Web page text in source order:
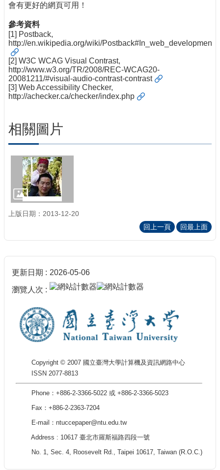
會有更好的網頁可用！
參考資料
[1] Postback,
http://en.wikipedia.org/wiki/Postback#In_web_development
[2] W3C WCAG Visual Contrast,
http://www.w3.org/TR/2008/REC-WCAG20-
20081211/#visual-audio-contrast-contrast
[3] Web Accessibility Checker,
http://achecker.ca/checker/index.php
相關圖片
上版日期：2013-12-20
回上一頁
回最上面
更新日期 2026-05-06
瀏覽人次
Copyright © 2007 國立臺灣大學計算機及資訊網路中心
ISSN 2077-8813
Phone：+886-2-3366-5022 或 +886-2-3366-5023
Fax：+886-2-2363-7204
E-mail：ntuccepaper@ntu.edu.tw
Address : 10617 臺北市羅斯福路四段一號
No. 1, Sec. 4, Roosevelt Rd., Taipei 10617, Taiwan (R.O.C.)